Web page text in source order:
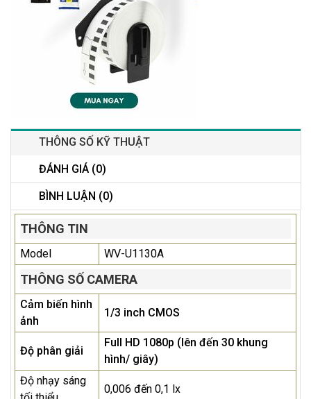
THÔNG SỐ KỸ THUẬT
ĐÁNH GIÁ (0)
BÌNH LUẬN (0)
THÔNG TIN
Model WV-U1130A
THÔNG SỐ CAMERA
Cảm biến hình
ảnh
1/3 inch CMOS
Độ phân giải
Full HD 1080p (lên đến 30 khung
hình/ giây)
Độ nhạy sáng
0,006 đến 0,1 lx